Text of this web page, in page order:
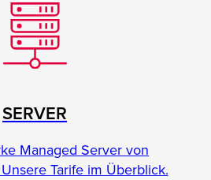
SERVER
Managed Server von
Tarife im Überblick.